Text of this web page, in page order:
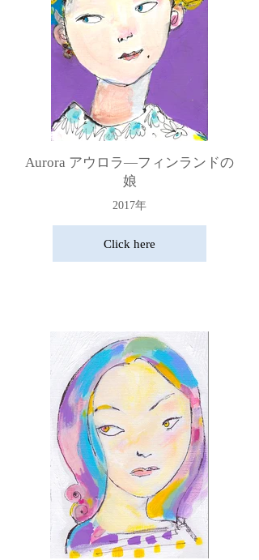
Aurora アウロラ―フィンランドの
娘
2017年
Click here